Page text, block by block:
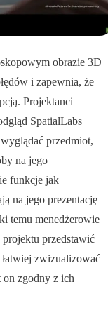
obrazie 3D
i zapewnia, że
Projektanci
SpatialLabs
przedmiot,
na jego
funkcje jak
na jego prezentację
temu menedżerowie
projektu przedstawić
zwizualizować
on zgodny z ich